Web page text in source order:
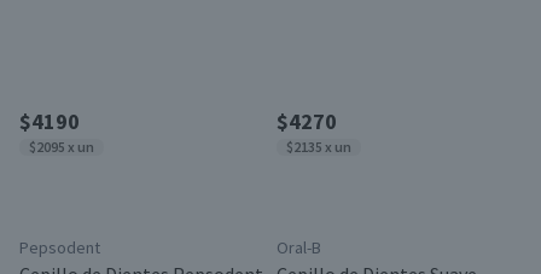
$4190
$2095 x un
Pepsodent
$4270
$2135 x un
Oral-B